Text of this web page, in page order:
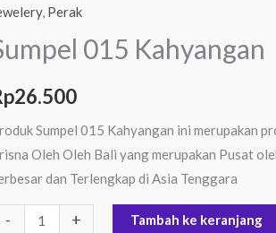
, Perak
015 Kahyangan
26.500
Sumpel 015 Kahyangan ini merupakan
Oleh Oleh Bali yang merupakan Pusat
dan Terlengkap di Asia Tenggara
- + Tambah ke keranjang